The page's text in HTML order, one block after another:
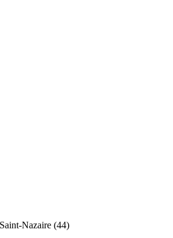
Nazaire (44)